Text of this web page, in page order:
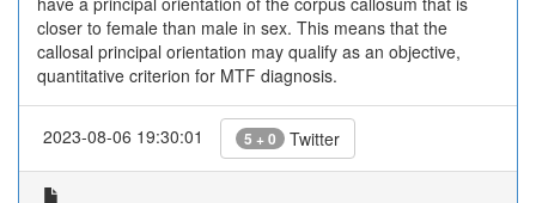
closer to female than male in sex. This means that the
callosal principal orientation may qualify as an objective,
quantitative criterion for MTF diagnosis.
2023-08-06 19:30:01 5 + 0 Twitter